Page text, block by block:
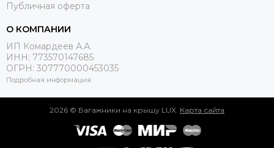
Публичная оферта
О КОМПАНИИ
ИП Комардеев А.А.
ИНН: 773570147685
ОГРН: 307770000453035
Подробная информация
2026 © Багажники на крышу LUX. Карта сайта